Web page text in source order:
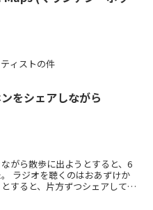
ィストの件
をシェアしながら
がら散歩に出ようとすると、6
ラジオを聴くのはおあずけか
すると、片方ずつシェアして一